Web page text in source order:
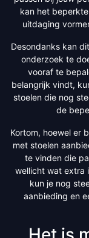
kan het
uitdaging
Desondanks kan
onderzoek te
vooraf te
belangrijk vindt,
stoelen die nog
de
Kortom, hoewel er
met stoelen
te vinden die
wellicht wat extra
kun je nog
aanbieding en